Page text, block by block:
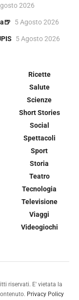
2026
5 Agosto 2026
5 Agosto 2026
Ricette
Salute
Scienze
Short Stories
Social
Spettacoli
Sport
Storia
Teatro
Tecnologia
Televisione
Viaggi
Videogiochi
riservati. E' vietata la
Privacy Policy